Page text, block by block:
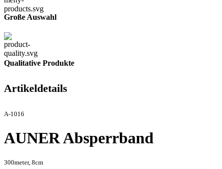
Große Auswahl
Qualitative Produkte
Artikeldetails
A-1016
AUNER Absperrband
300meter, 8cm